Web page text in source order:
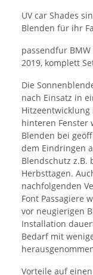
UV car Shades
Blenden für ihr
passendfur BMW
2019, komplett
Die
nach Einsatz in
Hitzeentwicklung
hinteren Fenster
Blenden bei
dem Eindringen
Blendschutz z.B.
Herbsttagen.
nachfolgenden
Font Passagiere
vor neugierigen
Installation
Bedarf mit
Vorteile auf